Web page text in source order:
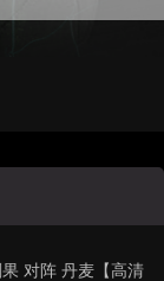
对阵 丹麦【高清